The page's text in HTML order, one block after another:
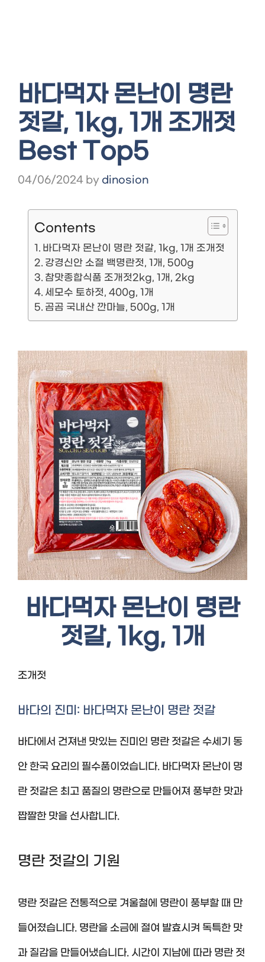
바다먹자 몬난이 명란
젓갈, 1kg, 1개 조개젓
Best Top5
04/06/2024 by dinosion
Contents
바다먹자 몬난이 명란 젓갈, 1kg, 1개 조개젓
강경신안 소절 백명란젓, 1개, 500g
참맛종합식품 조개젓2kg, 1개, 2kg
세모수 토하젓, 400g, 1개
곰곰 국내산 깐마늘, 500g, 1개
바다먹자 몬난이 명란
젓갈, 1kg, 1개
조개젓
바다의 진미: 바다먹자 몬난이 명란 젓갈
바다에서 건져낸 맛있는 진미인 명란 젓갈은 수세기 동
안 한국 요리의 필수품이었습니다. 바다먹자 몬난이 명
란 젓갈은 최고 품질의 명란으로 만들어져 풍부한 맛과
짭짤한 맛을 선사합니다.
명란 젓갈의 기원
명란 젓갈은 전통적으로 겨울철에 명란이 풍부할 때 만
들어졌습니다. 명란을 소금에 절여 발효시켜 독특한 맛
과 질감을 만들어냈습니다. 시간이 지남에 따라 명란 젓